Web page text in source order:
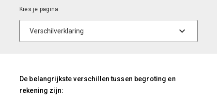
De belangrijkste verschillen tussen begroting en
rekening zijn: